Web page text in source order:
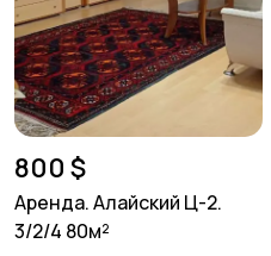
800 $
Аренда. Алайский Ц-2.
3/2/4 80м²